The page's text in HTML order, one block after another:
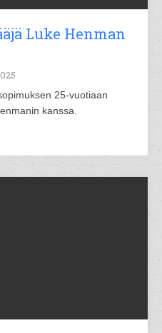
Luke Henman
25-vuotiaan
kanssa.